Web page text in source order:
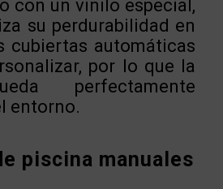
con un vinilo especial,
su perdurabilidad en
cubiertas automáticas
por lo que la
perfectamente
entorno.
piscina manuales